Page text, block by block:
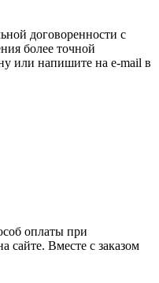
договоренности с
более точной
или напишите на e-mail в
оплаты при
сайте. Вместе с заказом